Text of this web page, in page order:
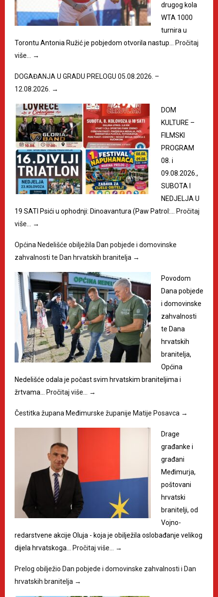
drugog kola
WTA 1000
turnira u
Torontu Antonia Ružić je pobjedom otvorila nastup…
Pročitaj
više…
→
DOGAĐANJA U GRADU PRELOGU 05.08.2026. –
12.08.2026. →
DOM
KULTURE –
FILMSKI
PROGRAM
08. i
09.08.2026.,
SUBOTA I
NEDJELJA U
19 SATI Psići u ophodnji: Dinoavantura (Paw Patrol:…
Pročitaj
više…
→
Općina Nedelišće obilježila Dan pobjede i domovinske
zahvalnosti te Dan hrvatskih branitelja →
Povodom
Dana pobjede
i domovinske
zahvalnosti
te Dana
hrvatskih
branitelja,
Općina
Nedelišće odala je počast svim hrvatskim braniteljima i
žrtvama…
Pročitaj više… →
Čestitka župana Međimurske županije Matije Posavca →
Drage
građanke i
građani
Međimurja,
poštovani
hrvatski
branitelji, od
Vojno-
redarstvene akcije Oluja - koja je obilježila oslobađanje velikog
dijela hrvatskoga…
Pročitaj više… →
Prelog obilježio Dan pobjede i domovinske zahvalnosti i Dan
hrvatskih branitelja →